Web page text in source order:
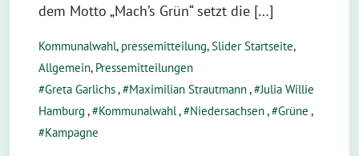
dem Motto „Mach’s Grün“ setzt die […]
Kommunalwahl, pressemitteilung,Slider Startseite,
Allgemein, Pressemitteilungen
Greta Garlichs, Maximilian Strautmann, Julia Willie
Hamburg , Kommunalwahl, Niedersachsen, Grüne ,
Kampagne